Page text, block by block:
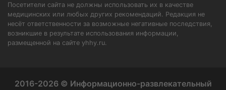
Посетители сайта не должны использовать их в качестве
медицинских или любых других рекомендаций. Редакция не
несёт ответственности за возможные негативные последствия,
возникшие в результате использования информации,
размещенной на сайте yhhy.ru.
2016-2026 © Информационно-развлекательный